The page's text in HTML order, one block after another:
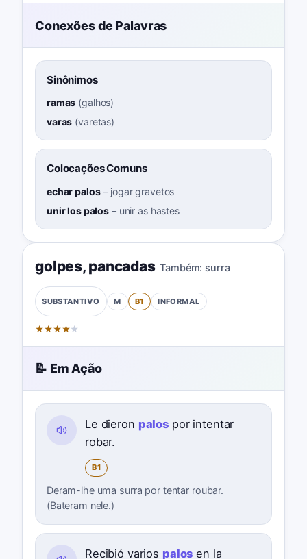
Conexões de Palavras
Sinônimos
ramas (galhos)
varas (varetas)
Colocações Comuns
echar palos– jogar gravetos
unir los palos – unir as hastes
golpes, pancadas Também: surra
SUBSTANTIVO M B1 INFORMAL
★★★★★
📝 Em Ação
Le dieron palos por intentar
robar.
B1
Deram-lhe uma surra por tentar roubar.
(Bateram nele.)
Recibió varios palos en la